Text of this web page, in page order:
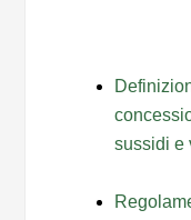
sussidi e